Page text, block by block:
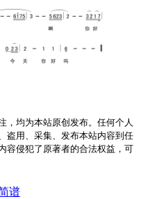
，均为本站原创发布。任何个人
盗用、采集、发布本站内容到任
容侵犯了原著者的合法权益，可
谱